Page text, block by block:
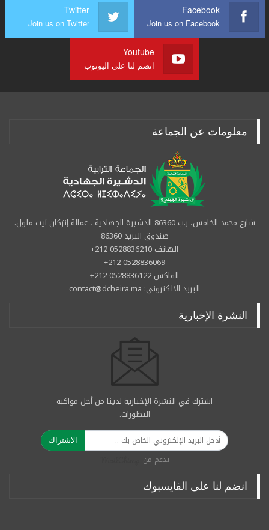
Facebook
Join us on Facebook
Twitter
Join us on Twitter
Youtube
انضم لنا على اليوتوب
معلومات عن الجماعة
شارع محمد الخامس، ر.ب 86360 الدشيرة الجهادية ، عمالة إنزكان آيت ملول.
صندوق البريد 86360
الهاتف 0528836210 212+
0528836069 212+
الفاكس 0528836122 212+
البريد الالكتروني: contact@dcheira.ma
النشرة الإخبارية
اشترك في النشرة الإخبارية لدينا من أجل مواكبة
التطورات.
الاشتراك
بدعم من
انضم لنا على الفايسبوك